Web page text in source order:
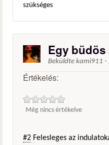
szükséges
Egy büdös
Beküldte kami911 -
Értékelés:
Még nincs értékelve
#2 Felesleges az